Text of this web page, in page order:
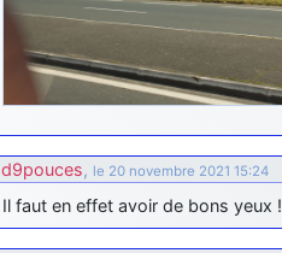
d9pouces, le 20 novembre 2021 15:24
Il faut en effet avoir de bons yeux !